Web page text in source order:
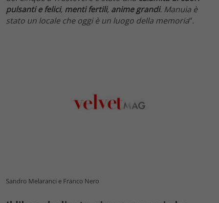
pulsanti e felici, menti fertili, anime grandi. Manuia è
stato un locale che oggi è un luogo della memoria“.
Sandro Melaranci e Franco Nero